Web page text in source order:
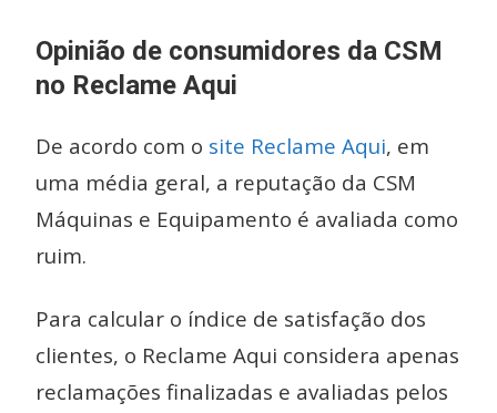
Opinião de consumidores da CSM
no Reclame Aqui
De acordo com o site Reclame Aqui, em
uma média geral, a reputação da CSM
Máquinas e Equipamento é avaliada como
ruim.
Para calcular o índice de satisfação dos
clientes, o Reclame Aqui considera apenas
reclamações finalizadas e avaliadas pelos